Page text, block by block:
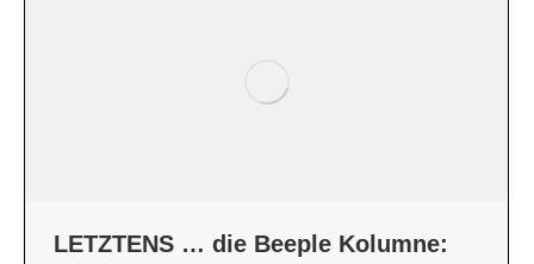
LETZTENS … die Beeple Kolumne: